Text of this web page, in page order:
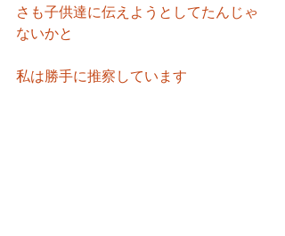
さも子供達に伝えようとしてたんじゃ
ないかと
私は勝手に推察しています